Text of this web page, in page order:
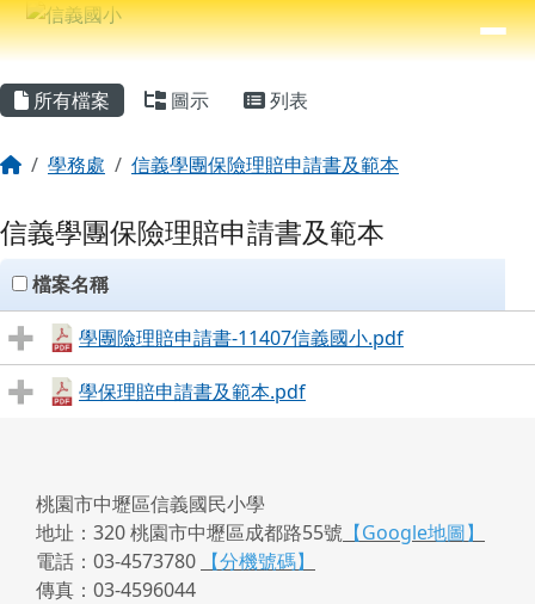
跳至主內容區
信義國小
⏸
導覽列
主內容區域
所有檔案 圖示 列表
回首頁學務處 信義學團保險理賠申請書及範本
信義學團保險理賠申請書及範本
clickAll
檔案名稱
學團險理賠申請書-11407信義國小.pdf
學保理賠申請書及範本.pdf
頁尾區域
桃園市中壢區信義國民小學
地址：320 桃園市中壢區成都路55號 【Google地圖】
電話：03-4573780
【分機號碼】
傳真：03-4596044